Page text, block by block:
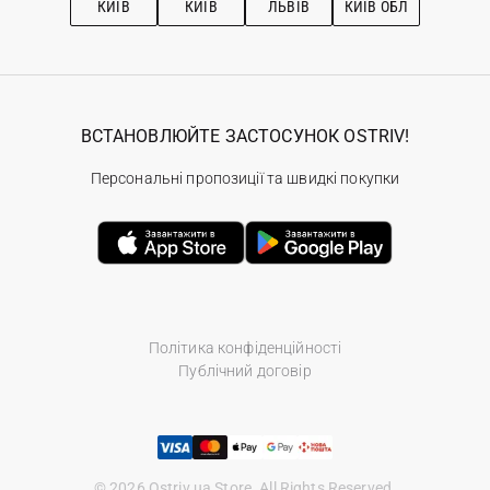
КИЇВ КИЇВ ЛЬВІВ КИЇВ ОБЛ
Політика конфіденційності
Публічний договір
ВСТАНОВЛЮЙТЕ ЗАСТОСУНОК OSTRIV!
Персональні пропозиції та швидкі покупки